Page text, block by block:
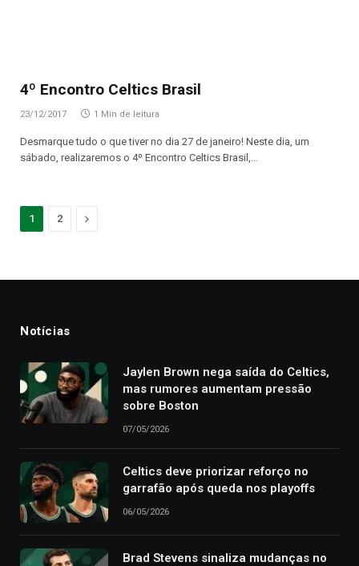
4º Encontro Celtics Brasil
23/12/2017 1 Min de leitura
Desmarque tudo o que tiver no dia 27 de janeiro! Neste dia, um
sábado, realizaremos o 4º Encontro Celtics Brasil,…
1 2 Proximo
Notícias
Jaylen Brown nega saída do Celtics,
mas rumores aumentam pressão
sobre Boston
07/05/2026
Celtics deve priorizar reforço no
garrafão após queda nos playoffs
06/05/2026
Brad Stevens sinaliza mudanças no